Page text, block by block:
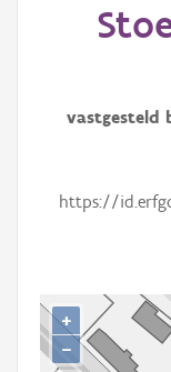
Erfgoedobject
Waarneming
Gebeurtenis
Downloads
Hergebruik
vastgesteld
https://
+
−